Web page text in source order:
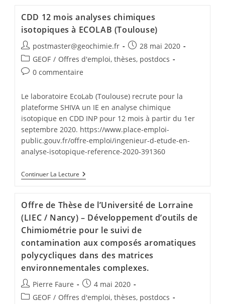
CDD 12 mois analyses chimiques
isotopiques à ECOLAB (Toulouse)
postmaster@geochimie.fr
28 mai 2020
GEOF / Offres d'emploi, thèses, postdocs
0 commentaire
Le laboratoire EcoLab (Toulouse) recrute pour la
plateforme SHIVA un IE en analyse chimique
isotopique en CDD INP pour 12 mois à partir du 1er
septembre 2020. https://www.place-emploi-
public.gouv.fr/offre-emploi/ingenieur-d-etude-en-
analyse-isotopique-reference-2020-391360
Continuer La Lecture
Offre de Thèse de l’Université de Lorraine
(LIEC / Nancy) – Développement d’outils de
Chimiométrie pour le suivi de
contamination aux composés aromatiques
polycycliques dans des matrices
environnementales complexes.
Pierre Faure
4 mai 2020
GEOF / Offres d'emploi, thèses, postdocs